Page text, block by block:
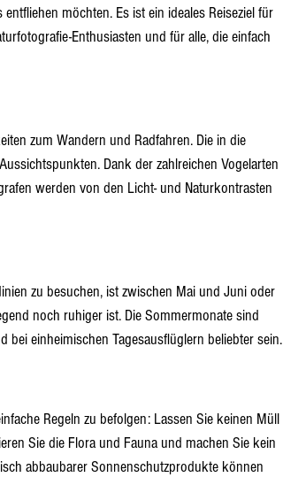
möchten. Es ist ein ideales Reiseziel für
Enthusiasten und für alle, die einfach
zum Wandern und Radfahren. Die in die
Dank der zahlreichen Vogelarten
werden von den Licht- und Naturkontrasten
zu besuchen, ist zwischen Mai und Juni oder
noch ruhiger ist. Die Sommermonate sind
einheimischen Tagesausflüglern beliebter sein.
Regeln zu befolgen: Lassen Sie keinen Müll
Sie die Flora und Fauna und machen Sie kein
abbaubarer Sonnenschutzprodukte können